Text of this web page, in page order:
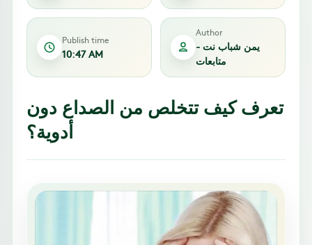
Publish time
10:47 AM
Author
يمن شباب نت -
متابعات
تعرف كيف تتخلص من الصداع دون
أدوية؟